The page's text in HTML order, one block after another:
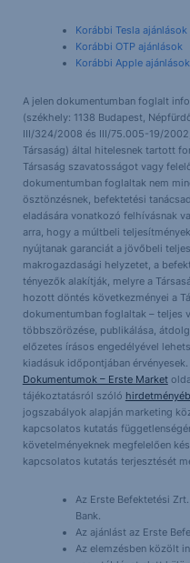
Korábbi Tesla ajánlások
Korábbi OTP ajánlások
Korábbi Apple ajánlások
A jelen dokumentumban foglalt
(székhely: 1138 Budapest,
III/324/2008 és III/75.005-19/
Társaság) által hitelesnek tartott
Társaság szavatosságot vagy
dokumentumban foglaltak nem
ösztönzésnek, befektetési
eladására vonatkozó felhívásnak
arra, hogy a múltbeli
nyújtanak garanciát a jövőbeli
makrogazdasági helyzetet, a
tényezők alakítják, melyre a
hozott döntés következményei a
dokumentumban foglaltak – teljes
többszörözése, publikálása,
előzetes írásos engedélyével
kiadásuk időpontjában
Dokumentumok – Erste Market
tájékoztatásról szóló
jogszabályok alapján marketing
kapcsolatos kutatás
követelményeknek megfelelően
kapcsolatos kutatás terjesztését
Az Erste Befektetési
Bank.
Az ajánlást az Erste
Az elemzésben közölt